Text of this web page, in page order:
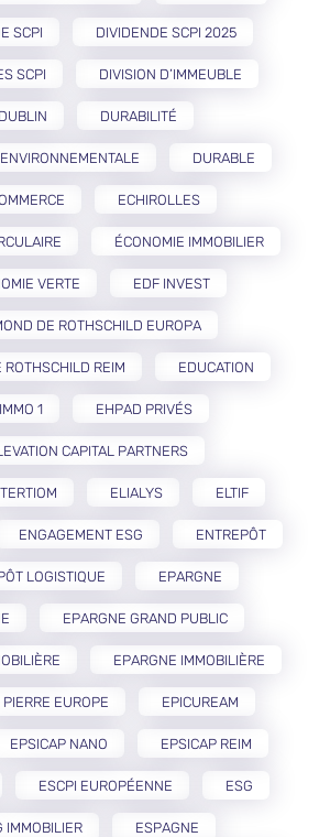
SCPI DIVIDENDE SCPI 2025
SCPI DIVISION D’IMMEUBLE
DUBLIN DURABILITÉ
DURABLE
ECHIROLLES
ÉCONOMIE IMMOBILIER
VERTE EDF INVEST
DE ROTHSCHILD EUROPA
ROTHSCHILD REIM EDUCATION
1 EHPAD PRIVÉS
CAPITAL PARTNERS
ELIALYS ELTIF
ENGAGEMENT ESG ENTREPÔT
LOGISTIQUE EPARGNE
EPARGNE GRAND PUBLIC
EPARGNE IMMOBILIÈRE
EUROPE EPICUREAM
EPSICAP NANO EPSICAP REIM
ESCPI EUROPÉENNE ESG
IMMOBILIER ESPAGNE